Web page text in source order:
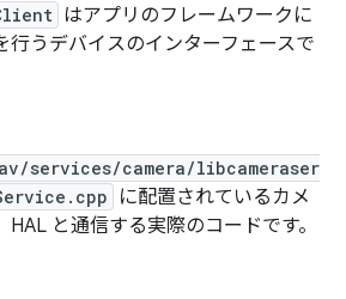
はアプリのフレームワークに
行うデバイスのインターフェースで
services/camera/libcameraser
に配置されているカメ
HAL と通信する実際のコードです。